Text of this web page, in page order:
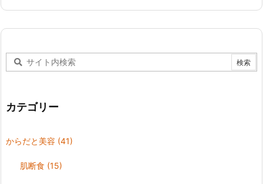
カテゴリー
からだと美容 (41)
肌断食 (15)